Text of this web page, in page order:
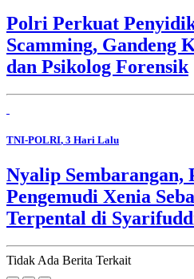
Polri Perkuat
Scamming, Gandeng
dan Psikolog Forensik
TNI-POLRI, 3 Hari Lalu
Nyalip Sembarangan,
Pengemudi Xenia
Terpental di
Tidak Ada Berita Terkait